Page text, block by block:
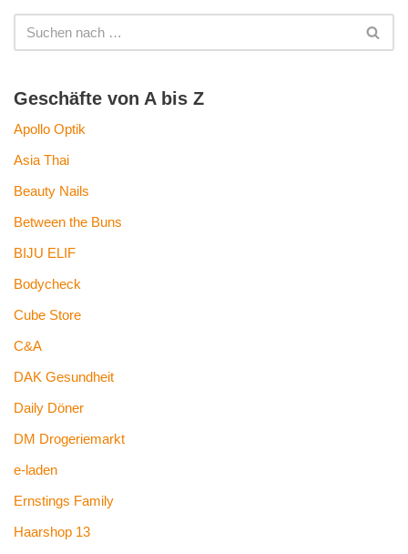
Geschäfte von A bis Z
Apollo Optik
Asia Thai
Beauty Nails
Between the Buns
BIJU ELIF
Bodycheck
Cube Store
C&A
DAK Gesundheit
Daily Döner
DM Drogeriemarkt
e-laden
Ernstings Family
Haarshop 13